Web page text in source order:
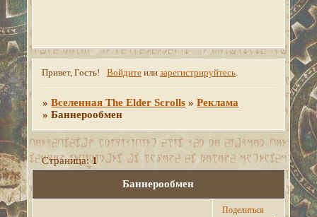
Привет, Гость! Войдитеили зарегистрируйтесь.
»Вселенная The Elder Scrolls »Реклама
»Баннерообмен
Баннерообмен
Страница:1
Поделиться